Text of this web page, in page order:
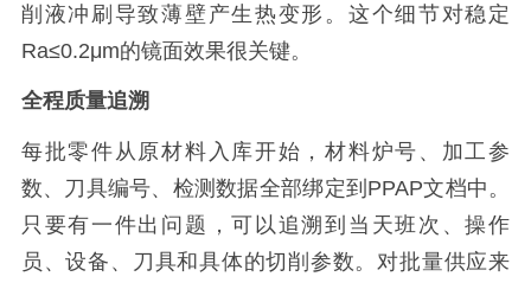
削液冲刷导致薄壁产生热变形。这个细节对稳定
Ra≤0.2μm的镜面效果很关键。
全程质量追溯
每批零件从原材料入库开始，材料炉号、加工参
数、刀具编号、检测数据全部绑定到PPAP文档中。
只要有一件出问题，可以追溯到当天班次、操作
员、设备、刀具和具体的切削参数。对批量供应来